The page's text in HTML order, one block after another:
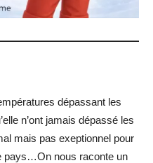
dépassant les
n’ont jamais dépassé les
mais pas exeptionnel pour
pays…On nous raconte un